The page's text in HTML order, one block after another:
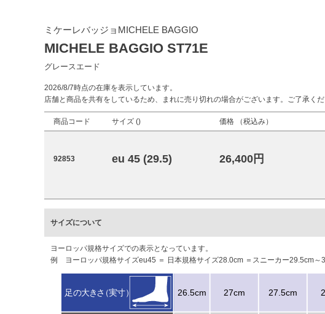
ミケーレバッジョMICHELE BAGGIO
MICHELE BAGGIO ST71E
グレースエード
2026/8/7時点の在庫を表示しています。
店舗と商品を共有をしているため、まれに売り切れの場合がございます。ご了承くだ
商品コード サイズ () 価格 （税込み）
92853 eu 45 (29.5) 26,400円
サイズについて
ヨーロッパ規格サイズでの表示となっています。
例 ヨーロッパ規格サイズeu45 ＝ 日本規格サイズ28.0cm ＝スニーカー29.5cm～